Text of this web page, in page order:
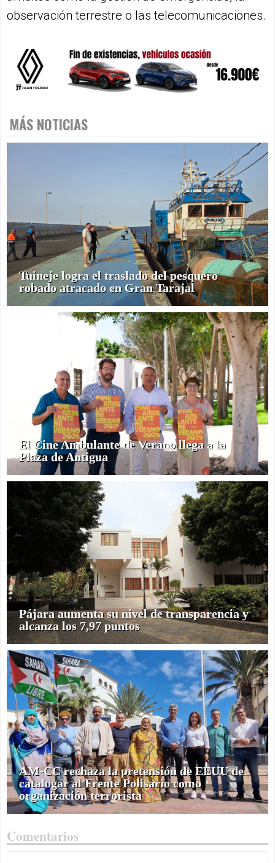
observación terrestre o las telecomunicaciones.
MÁS NOTICIAS
Tuineje logra el traslado del pesquero
robado atracado en Gran Tarajal
El Cine Ambulante de Verano llega a la
Plaza de Antigua
Pájara aumenta su nivel de transparencia y
alcanza los 7,97 puntos
AM-CC rechaza la pretensión de EEUU de
catalogar al Frente Polisario como
organización terrorista
Comentarios